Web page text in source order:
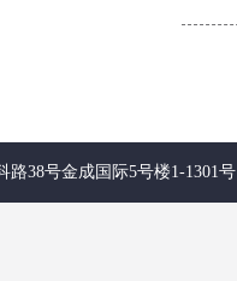
路38号金成国际5号楼1-1301号